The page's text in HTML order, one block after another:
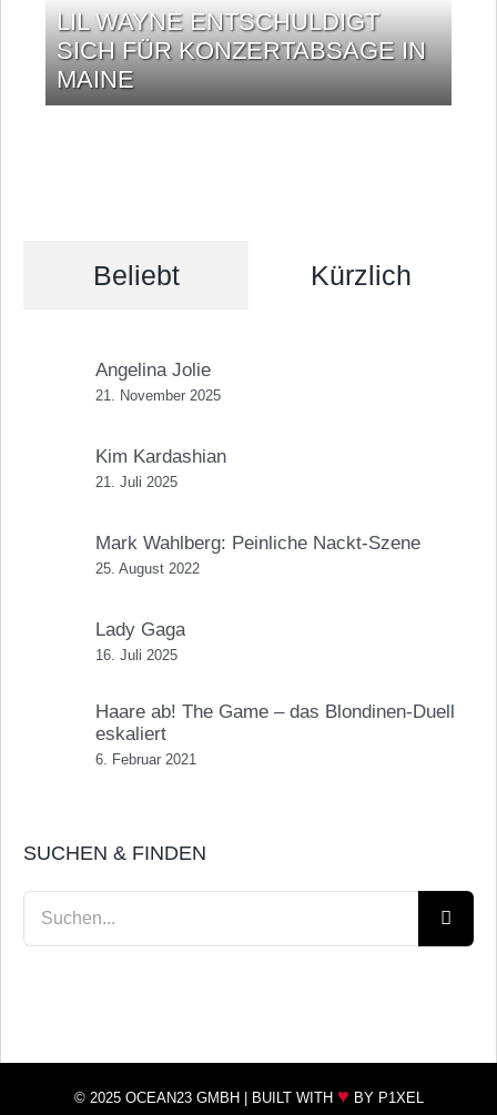
LIL WAYNE ENTSCHULDIGT
SICH FÜR KONZERTABSAGE IN
MAINE
Beliebt Kürzlich
Angelina Jolie
21. November 2025
Kim Kardashian
21. Juli 2025
Mark Wahlberg: Peinliche Nackt-Szene
25. August 2022
Lady Gaga
16. Juli 2025
Haare ab! The Game – das Blondinen-Duell
eskaliert
6. Februar 2021
SUCHEN & FINDEN
Suche
nach:
© 2025 OCEAN23 GMBH | BUILT WITH ♥ BY P1XEL